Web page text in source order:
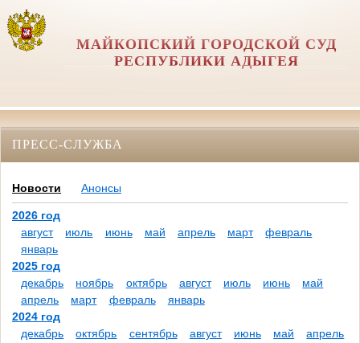
МАЙКОПСКИЙ ГОРОДСКОЙ СУД
РЕСПУБЛИКИ АДЫГЕЯ
ПРЕСС-СЛУЖБА
Новости Анонсы
2026 год
август
июль июнь май апрель март
февраль
январь
2025 год
декабрь
ноябрь октябрь август июль июнь
май
апрель
март февраль
январь
2024 год
декабрь
октябрь сентябрь август июнь май
апрель